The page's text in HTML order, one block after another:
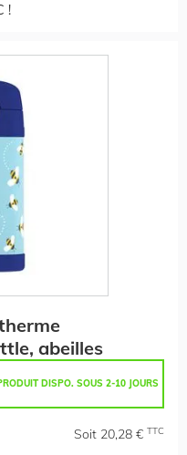
!
abeilles
DISPO. SOUS 2-10 JOURS
Soit 20,28 € TTC